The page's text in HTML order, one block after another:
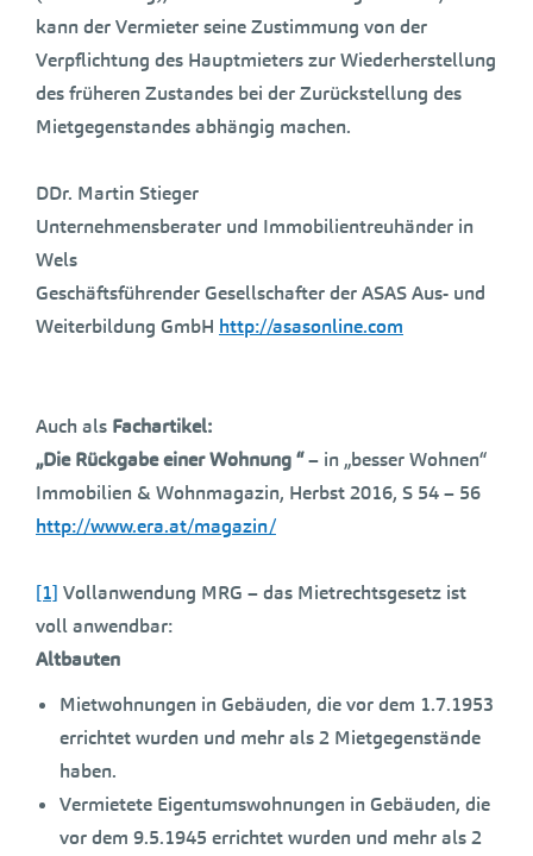
kann der Vermieter seine Zustimmung von der
Verpflichtung des Hauptmieters zur Wiederherstellung
des früheren Zustandes bei der Zurückstellung des
Mietgegenstandes abhängig machen.
DDr. Martin Stieger
Unternehmensberater und Immobilientreuhänder in
Wels
Geschäftsführender Gesellschafter der ASAS Aus- und
Weiterbildung GmbH http://asasonline.com
Auch als Fachartikel:
„Die Rückgabe einer Wohnung “– in „besser Wohnen“
Immobilien & Wohnmagazin, Herbst 2016, S 54 – 56
http://www.era.at/magazin/
[1] Vollanwendung MRG – das Mietrechtsgesetz ist
voll anwendbar:
Altbauten
Mietwohnungen in Gebäuden, die vor dem 1.7.1953
errichtet wurden und mehr als 2 Mietgegenstände
haben.
Vermietete Eigentumswohnungen in Gebäuden, die
vor dem 9.5.1945 errichtet wurden und mehr als 2